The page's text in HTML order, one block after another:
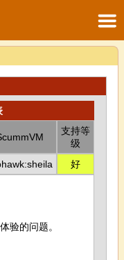
支持等
级
好
验的问题。